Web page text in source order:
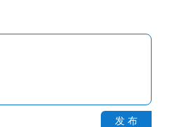
发 布